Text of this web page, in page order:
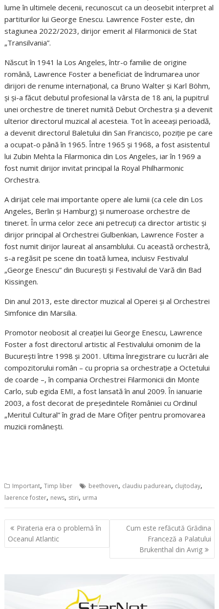
lume în ultimele decenii, recunoscut ca un deosebit interpret al
partiturilor lui George Enescu. Lawrence Foster este, din
stagiunea 2022/2023, dirijor emerit al Filarmonicii de Stat
„Transilvania”.
Născut în 1941 la Los Angeles, într-o familie de origine
română, Lawrence Foster a beneficiat de îndrumarea unor
dirijori de renume internațional, ca Bruno Walter și Karl Böhm,
și și-a făcut debutul profesional la vârsta de 18 ani, la pupitrul
unei orchestre de tineret numită Debut Orchestra și a devenit
ulterior directorul muzical al acesteia. Tot în aceeași perioadă,
a devenit directorul Baletului din San Francisco, poziție pe care
a ocupat-o până în 1965. Între 1965 şi 1968, a fost asistentul
lui Zubin Mehta la Filarmonica din Los Angeles, iar în 1969 a
fost numit dirijor invitat principal la Royal Philharmonic
Orchestra.
A dirijat cele mai importante opere ale lumii (ca cele din Los
Angeles, Berlin şi Hamburg) şi numeroase orchestre de
tineret. În urma celor zece ani petrecuți ca director artistic şi
dirijor principal al Orchestrei Gulbenkian, Lawrence Foster a
fost numit dirijor laureat al ansamblului. Cu această orchestră,
s-a regăsit pe scene din toată lumea, incluisv Festivalul
„George Enescu” din București şi Festivalul de Vară din Bad
Kissingen.
Din anul 2013, este director muzical al Operei şi al Orchestrei
Simfonice din Marsilia.
Promotor neobosit al creației lui George Enescu, Lawrence
Foster a fost directorul artistic al Festivalului omonim de la
București între 1998 şi 2001. Ultima înregistrare cu lucrări ale
compozitorului român – cu propria sa orchestrație a Octetului
de coarde –, în compania Orchestrei Filarmonicii din Monte
Carlo, sub egida EMI, a fost lansată în anul 2009. În ianuarie
2003, a fost decorat de președintele României cu Ordinul
„Meritul Cultural” în grad de Mare Ofițer pentru promovarea
muzicii românești.
Important,Timp liber beethoven, claudiu padurean, clujtoday,
laerence foster, news, stiri, urma
Navigare
în
articole
Pirateria era o problemă în
Oceanul Atlantic
Cum este refăcută Grădina
Franceză a Palatului
Brukenthal din Avrig